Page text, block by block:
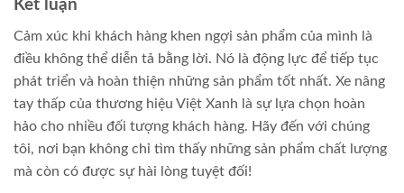
Kết luận
Cảm xúc khi khách hàng khen ngợi sản phẩm của mình là
điều không thể diễn tả bằng lời. Nó là động lực để tiếp tục
phát triển và hoàn thiện những sản phẩm tốt nhất. Xe nâng
tay thấp của thương hiệu Việt Xanh là sự lựa chọn hoàn
hảo cho nhiều đối tượng khách hàng. Hãy đến với chúng
tôi, nơi bạn không chỉ tìm thấy những sản phẩm chất lượng
mà còn có được sự hài lòng tuyệt đối!